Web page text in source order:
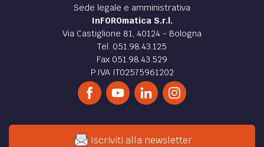
Sede legale e amministrativa
InFOROmatica S.r.l.
Via Castiglione 81, 40124 - Bologna
Tel. 051.98.43.125
Fax 051.98.43.529
P.IVA IT02575961202
Iscriviti alla newsletter